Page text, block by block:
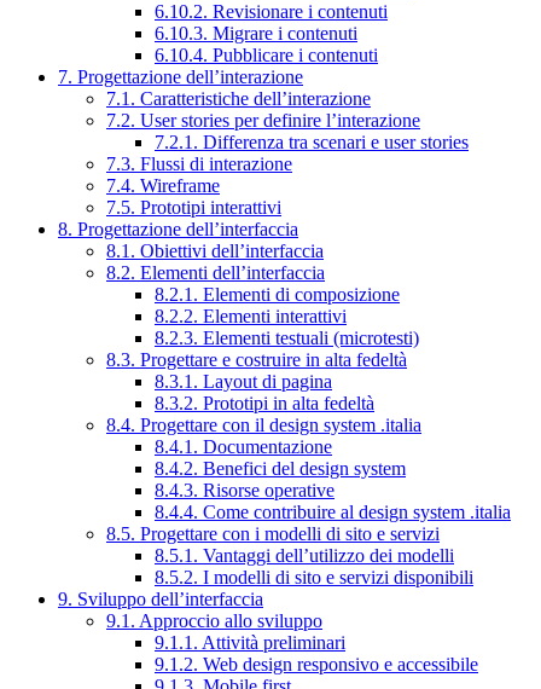
6.10.2. Revisionare i contenuti
6.10.3. Migrare i contenuti
6.10.4. Pubblicare i contenuti
7. Progettazione dell’interazione
7.1. Caratteristiche dell’interazione
7.2. User stories per definire l’interazione
7.2.1. Differenza tra scenari e user stories
7.3. Flussi di interazione
7.4. Wireframe
7.5. Prototipi interattivi
8. Progettazione dell’interfaccia
8.1. Obiettivi dell’interfaccia
8.2. Elementi dell’interfaccia
8.2.1. Elementi di composizione
8.2.2. Elementi interattivi
8.2.3. Elementi testuali (microtesti)
8.3. Progettare e costruire in alta fedeltà
8.3.1. Layout di pagina
8.3.2. Prototipi in alta fedeltà
8.4. Progettare con il design system .italia
8.4.1. Documentazione
8.4.2. Benefici del design system
8.4.3. Risorse operative
8.4.4. Come contribuire al design system .italia
8.5. Progettare con i modelli di sito e servizi
8.5.1. Vantaggi dell’utilizzo dei modelli
8.5.2. I modelli di sito e servizi disponibili
9. Sviluppo dell’interfaccia
9.1. Approccio allo sviluppo
9.1.1. Attività preliminari
9.1.2. Web design responsivo e accessibile